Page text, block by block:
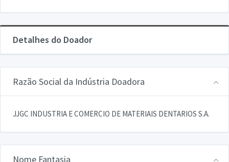
Detalhes do Doador
Razão Social da Indústria Doadora
JJGC INDUSTRIA E COMERCIO DE MATERIAIS DENTARIOS S.A.
Nome Fantasia